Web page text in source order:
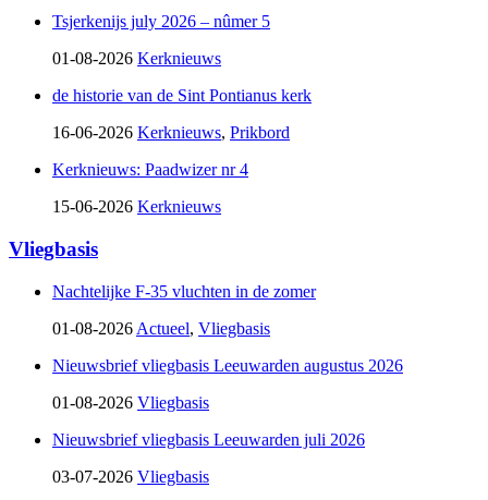
Tsjerkenijs july 2026 – nûmer 5
01-08-2026 Kerknieuws
de historie van de Sint Pontianus kerk
16-06-2026 Kerknieuws, Prikbord
Kerknieuws: Paadwizer nr 4
15-06-2026 Kerknieuws
Vliegbasis
Nachtelijke F-35 vluchten in de zomer
01-08-2026 Actueel, Vliegbasis
Nieuwsbrief vliegbasis Leeuwarden augustus 2026
01-08-2026 Vliegbasis
Nieuwsbrief vliegbasis Leeuwarden juli 2026
03-07-2026 Vliegbasis